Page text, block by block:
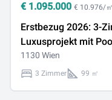
€ 1.095.000 € 10.976/㎡
Erstbezug 2026: 3-
Luxusprojekt mit
1130 Wien
3 Zimmer 99 ㎡